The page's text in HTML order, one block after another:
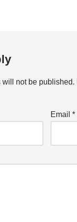
not be published.
Email *